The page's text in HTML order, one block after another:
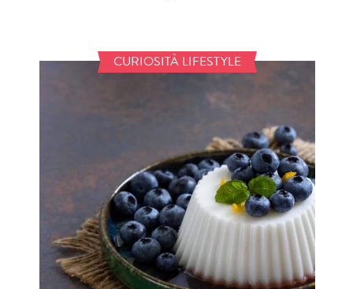
CURIOSITÀ LIFESTYLE